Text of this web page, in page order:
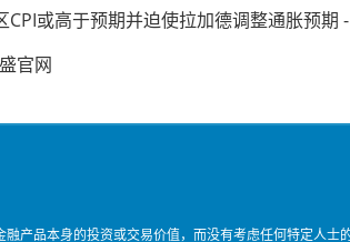
CPI或高于预期并迫使拉加德调整通胀预期
官网
产品本身的投资或交易价值，而没有考虑任何特定人